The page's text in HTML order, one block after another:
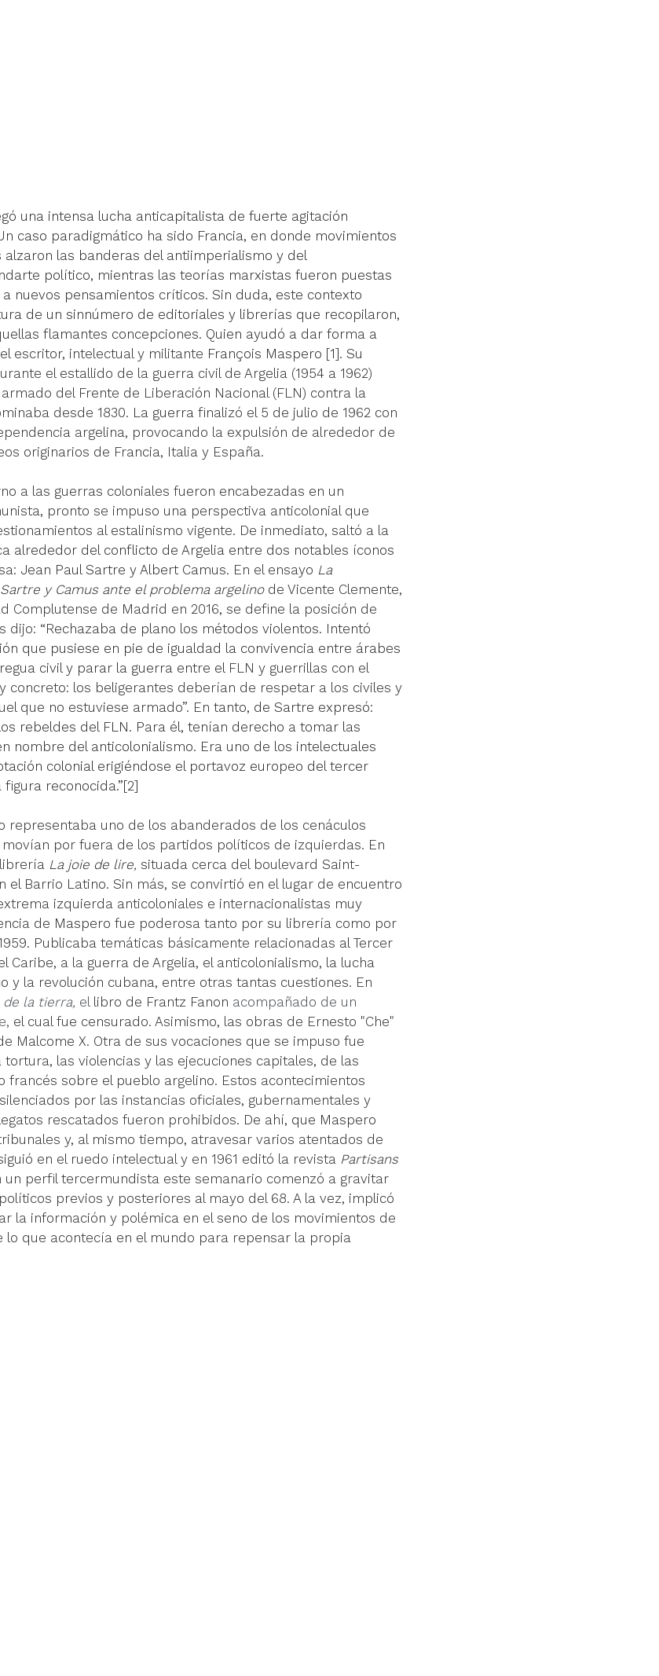
una intensa lucha anticapitalista de fuerte agitación
caso paradigmático ha sido Francia, en donde movimientos
las banderas del antiimperialismo y del
político, mientras las teorías marxistas fueron puestas
nuevos pensamientos críticos. Sin duda, este contexto
de un sinnúmero de editoriales y librerías que recopilaron,
flamantes concepciones. Quien ayudó a dar forma a
escritor, intelectual y militante François Maspero [1]. Su
el estallido de la guerra civil de Argelia (1954 a 1962)
del Frente de Liberación Nacional (FLN) contra la
desde 1830. La guerra finalizó el 5 de julio de 1962 con
argelina, provocando la expulsión de alrededor de
originarios de Francia, Italia y España.
a las guerras coloniales fueron encabezadas en un
pronto se impuso una perspectiva anticolonial que
al estalinismo vigente. De inmediato, saltó a la
alrededor del conflicto de Argelia entre dos notables íconos
Jean Paul Sartre y Albert Camus. En el ensayo La
y Camus ante el problema argelino de Vicente Clemente,
Complutense de Madrid en 2016, se define la posición de
dijo: “Rechazaba de plano los métodos violentos. Intentó
que pusiese en pie de igualdad la convivencia entre árabes
civil y parar la guerra entre el FLN y guerrillas con el
concreto: los beligerantes deberían de respetar a los civiles y
que no estuviese armado”. En tanto, de Sartre expresó:
rebeldes del FLN. Para él, tenían derecho a tomar las
nombre del anticolonialismo. Era uno de los intelectuales
colonial erigiéndose el portavoz europeo del tercer
reconocida.”[2]
representaba uno de los abanderados de los cenáculos
por fuera de los partidos políticos de izquierdas. En
La joie de lire, situada cerca del boulevard Saint-
el Barrio Latino. Sin más, se convirtió en el lugar de encuentro
izquierda anticoloniales e internacionalistas muy
de Maspero fue poderosa tanto por su librería como por
Publicaba temáticas básicamente relacionadas al Tercer
Caribe, a la guerra de Argelia, el anticolonialismo, la lucha
y la revolución cubana, entre otras tantas cuestiones. En
de la tierra, el libro de Frantz Fanon acompañado de un
el cual fue censurado. Asimismo, las obras de Ernesto "Che"
Malcome X. Otra de sus vocaciones que se impuso fue
las violencias y las ejecuciones capitales, de las
francés sobre el pueblo argelino. Estos acontecimientos
por las instancias oficiales, gubernamentales y
rescatados fueron prohibidos. De ahí, que Maspero
y, al mismo tiempo, atravesar varios atentados de
en el ruedo intelectual y en 1961 editó la revista Partisans
un perfil tercermundista este semanario comenzó a gravitar
previos y posteriores al mayo del 68. A la vez, implicó
la información y polémica en el seno de los movimientos de
lo que acontecía en el mundo para repensar la propia